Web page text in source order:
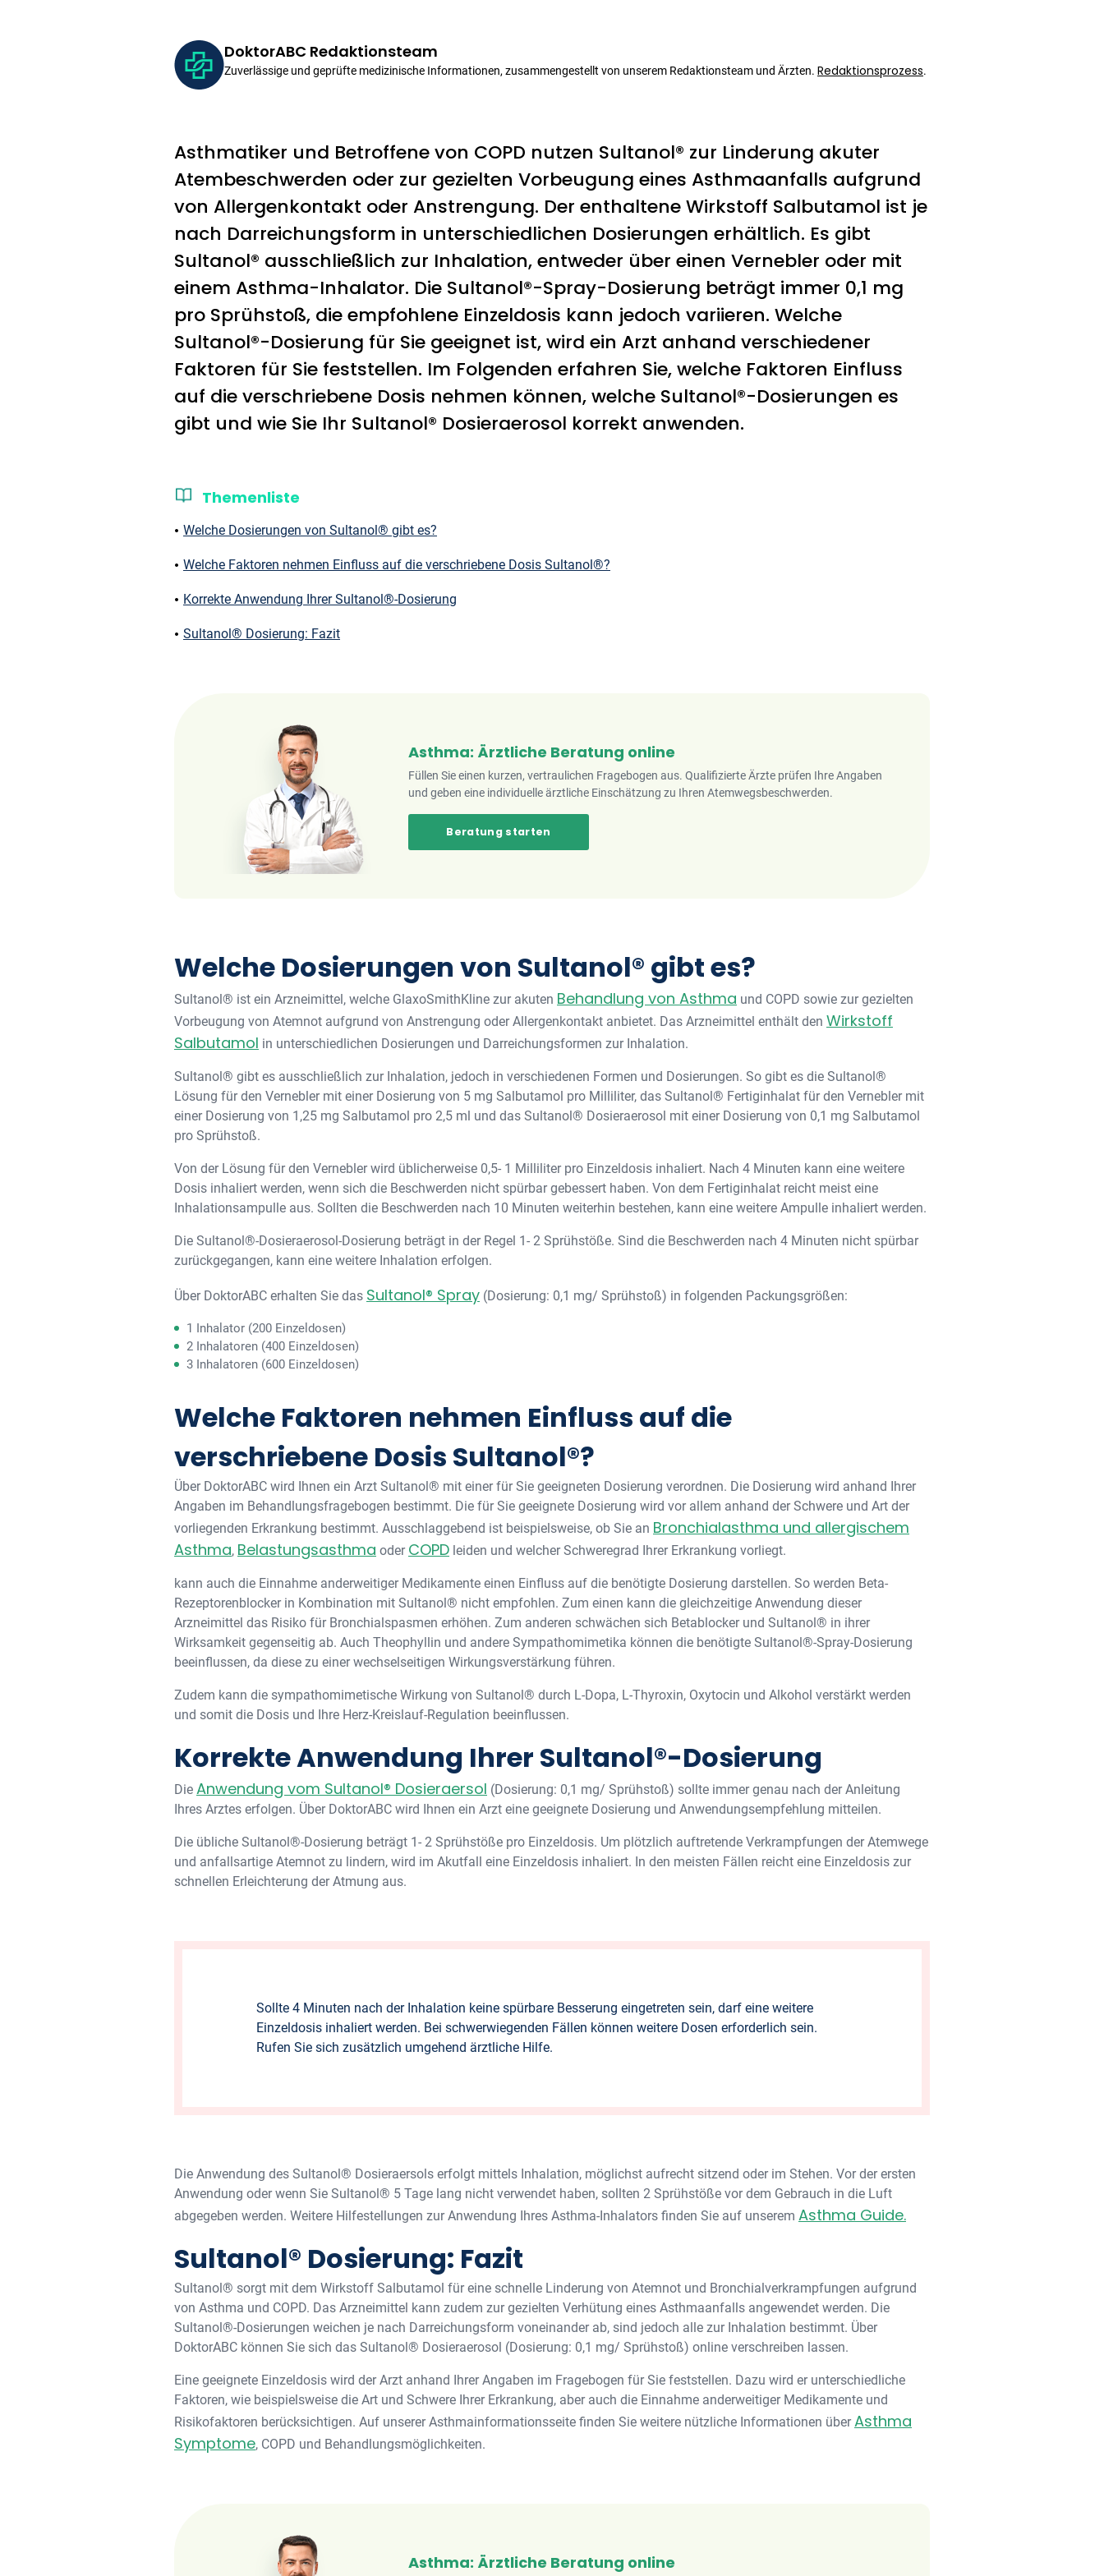
DoktorABC Redaktionsteam
Zuverlässige und geprüfte medizinische Informationen, zusammengestellt von unserem Redaktionsteam und Ärzten. Redaktionsprozess.
Asthmatiker und Betroffene von COPD nutzen Sultanol® zur Linderung akuter
Atembeschwerden oder zur gezielten Vorbeugung eines Asthmaanfalls aufgrund
von Allergenkontakt oder Anstrengung. Der enthaltene Wirkstoff Salbutamol ist je
nach Darreichungsform in unterschiedlichen Dosierungen erhältlich. Es gibt
Sultanol® ausschließlich zur Inhalation, entweder über einen Vernebler oder mit
einem Asthma-Inhalator. Die Sultanol®-Spray-Dosierung beträgt immer 0,1 mg
pro Sprühstoß, die empfohlene Einzeldosis kann jedoch variieren. Welche
Sultanol®-Dosierung für Sie geeignet ist, wird ein Arzt anhand verschiedener
Faktoren für Sie feststellen. Im Folgenden erfahren Sie, welche Faktoren Einfluss
auf die verschriebene Dosis nehmen können, welche Sultanol®-Dosierungen es
gibt und wie Sie Ihr Sultanol® Dosieraerosol korrekt anwenden.
Themenliste
Welche Dosierungen von Sultanol® gibt es?
Welche Faktoren nehmen Einfluss auf die verschriebene Dosis Sultanol®?
Korrekte Anwendung Ihrer Sultanol®-Dosierung
Sultanol® Dosierung: Fazit
Asthma: Ärztliche Beratung online
Füllen Sie einen kurzen, vertraulichen Fragebogen aus. Qualifizierte Ärzte prüfen Ihre Angaben
und geben eine individuelle ärztliche Einschätzung zu Ihren Atemwegsbeschwerden.
Beratung starten
Welche Dosierungen von Sultanol® gibt es?
Sultanol® ist ein Arzneimittel, welche GlaxoSmithKline zur akuten Behandlung von Asthma und COPD sowie zur gezielten
Vorbeugung von Atemnot aufgrund von Anstrengung oder Allergenkontakt anbietet. Das Arzneimittel enthält den Wirkstoff
Salbutamol in unterschiedlichen Dosierungen und Darreichungsformen zur Inhalation.
Sultanol® gibt es ausschließlich zur Inhalation, jedoch in verschiedenen Formen und Dosierungen. So gibt es die Sultanol®
Lösung für den Vernebler mit einer Dosierung von 5 mg Salbutamol pro Milliliter, das Sultanol® Fertiginhalat für den Vernebler mit
einer Dosierung von 1,25 mg Salbutamol pro 2,5 ml und das Sultanol® Dosieraerosol mit einer Dosierung von 0,1 mg Salbutamol
pro Sprühstoß.
Von der Lösung für den Vernebler wird üblicherweise 0,5- 1 Milliliter pro Einzeldosis inhaliert. Nach 4 Minuten kann eine weitere
Dosis inhaliert werden, wenn sich die Beschwerden nicht spürbar gebessert haben. Von dem Fertiginhalat reicht meist eine
Inhalationsampulle aus. Sollten die Beschwerden nach 10 Minuten weiterhin bestehen, kann eine weitere Ampulle inhaliert werden.
Die Sultanol®-Dosieraerosol-Dosierung beträgt in der Regel 1- 2 Sprühstöße. Sind die Beschwerden nach 4 Minuten nicht spürbar
zurückgegangen, kann eine weitere Inhalation erfolgen.
Über DoktorABC erhalten Sie das Sultanol® Spray (Dosierung: 0,1 mg/ Sprühstoß) in folgenden Packungsgrößen:
1 Inhalator (200 Einzeldosen)
2 Inhalatoren (400 Einzeldosen)
3 Inhalatoren (600 Einzeldosen)
Welche Faktoren nehmen Einfluss auf die
verschriebene Dosis Sultanol®?
Über DoktorABC wird Ihnen ein Arzt Sultanol® mit einer für Sie geeigneten Dosierung verordnen. Die Dosierung wird anhand Ihrer
Angaben im Behandlungsfragebogen bestimmt. Die für Sie geeignete Dosierung wird vor allem anhand der Schwere und Art der
vorliegenden Erkrankung bestimmt. Ausschlaggebend ist beispielsweise, ob Sie an Bronchialasthma und allergischem
Asthma, Belastungsasthma oder COPD leiden und welcher Schweregrad Ihrer Erkrankung vorliegt.
kann auch die Einnahme anderweitiger Medikamente einen Einfluss auf die benötigte Dosierung darstellen. So werden Beta-
Rezeptorenblocker in Kombination mit Sultanol® nicht empfohlen. Zum einen kann die gleichzeitige Anwendung dieser
Arzneimittel das Risiko für Bronchialspasmen erhöhen. Zum anderen schwächen sich Betablocker und Sultanol® in ihrer
Wirksamkeit gegenseitig ab. Auch Theophyllin und andere Sympathomimetika können die benötigte Sultanol®-Spray-Dosierung
beeinflussen, da diese zu einer wechselseitigen Wirkungsverstärkung führen.
Zudem kann die sympathomimetische Wirkung von Sultanol® durch L-Dopa, L-Thyroxin, Oxytocin und Alkohol verstärkt werden
und somit die Dosis und Ihre Herz-Kreislauf-Regulation beeinflussen.
Korrekte Anwendung Ihrer Sultanol®-Dosierung
Die Anwendung vom Sultanol® Dosieraersol (Dosierung: 0,1 mg/ Sprühstoß) sollte immer genau nach der Anleitung
Ihres Arztes erfolgen. Über DoktorABC wird Ihnen ein Arzt eine geeignete Dosierung und Anwendungsempfehlung mitteilen.
Die übliche Sultanol®-Dosierung beträgt 1- 2 Sprühstöße pro Einzeldosis. Um plötzlich auftretende Verkrampfungen der Atemwege
und anfallsartige Atemnot zu lindern, wird im Akutfall eine Einzeldosis inhaliert. In den meisten Fällen reicht eine Einzeldosis zur
schnellen Erleichterung der Atmung aus.
Sollte 4 Minuten nach der Inhalation keine spürbare Besserung eingetreten sein, darf eine weitere
Einzeldosis inhaliert werden. Bei schwerwiegenden Fällen können weitere Dosen erforderlich sein.
Rufen Sie sich zusätzlich umgehend ärztliche Hilfe.
Die Anwendung des Sultanol® Dosieraersols erfolgt mittels Inhalation, möglichst aufrecht sitzend oder im Stehen. Vor der ersten
Anwendung oder wenn Sie Sultanol® 5 Tage lang nicht verwendet haben, sollten 2 Sprühstöße vor dem Gebrauch in die Luft
abgegeben werden. Weitere Hilfestellungen zur Anwendung Ihres Asthma-Inhalators finden Sie auf unserem Asthma Guide.
Sultanol® Dosierung: Fazit
Sultanol® sorgt mit dem Wirkstoff Salbutamol für eine schnelle Linderung von Atemnot und Bronchialverkrampfungen aufgrund
von Asthma und COPD. Das Arzneimittel kann zudem zur gezielten Verhütung eines Asthmaanfalls angewendet werden. Die
Sultanol®-Dosierungen weichen je nach Darreichungsform voneinander ab, sind jedoch alle zur Inhalation bestimmt. Über
DoktorABC können Sie sich das Sultanol® Dosieraerosol (Dosierung: 0,1 mg/ Sprühstoß) online verschreiben lassen.
Eine geeignete Einzeldosis wird der Arzt anhand Ihrer Angaben im Fragebogen für Sie feststellen. Dazu wird er unterschiedliche
Faktoren, wie beispielsweise die Art und Schwere Ihrer Erkrankung, aber auch die Einnahme anderweitiger Medikamente und
Risikofaktoren berücksichtigen. Auf unserer Asthmainformationsseite finden Sie weitere nützliche Informationen überAsthma
Symptome, COPD und Behandlungsmöglichkeiten.
Asthma: Ärztliche Beratung online